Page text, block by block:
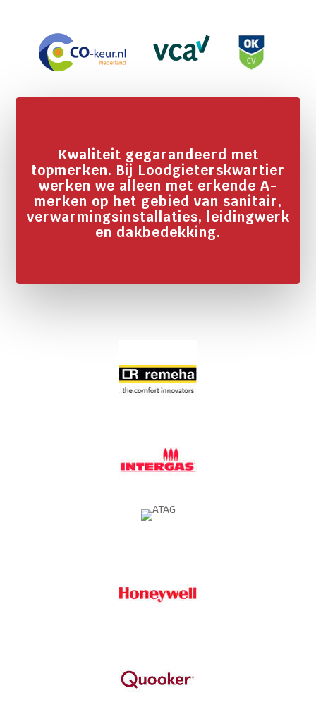
Kwaliteit gegarandeerd met
topmerken. Bij Loodgieterskwartier
werken we alleen met erkende A-
merken op het gebied van sanitair,
verwarmingsinstallaties, leidingwerk
en dakbedekking.